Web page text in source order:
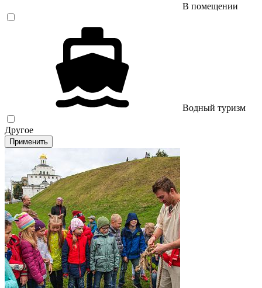
В помещении
Водный туризм
Другое
Применить